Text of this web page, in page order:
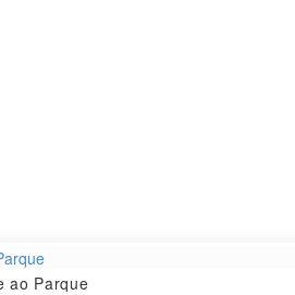
ao Parque